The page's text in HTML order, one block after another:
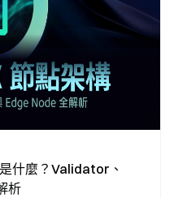
什麼？Validator、
析